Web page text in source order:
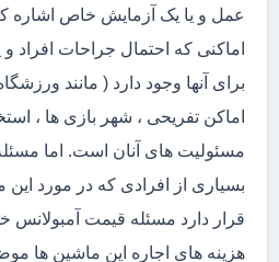
عمل و یا یک آزمایش خاص اشاره
اماکنی که احتمال جراحات افراد و
برای آنها وجود دارد ( مانند
اماکن تفریحی ، شهر بازی ها ،
مسئولیت های آنان است. اما
بسیاری از افرادی که در مورد
قرار دارد مسئله قیمت
هزینه های اجاره این ماشین ها